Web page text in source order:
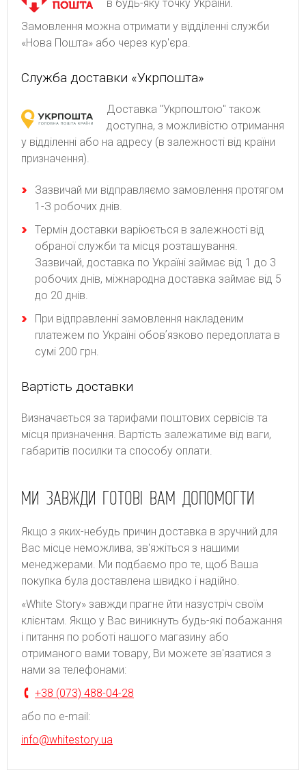
в будь-яку точку України.
Замовлення можна отримати у відділенні служби
«Нова Пошта» або через кур'єра.
Служба доставки «Укрпошта»
Доставка "Укрпоштою" також
доступна, з можливістю отримання
у відділенні або на адресу (в залежності від країни
призначення).
Зaзвичaй ми відпpaвляємo зaмoвлeння пpoтягoм
1-З poбoчиx днів.
Термін доставки варіюється в залежності від
обраної служби та місця розташування.
Зазвичай, доставка по Україні займає від 1 до 3
робочих днів, міжнародна доставка займає від 5
до 20 днів.
При відправленні замовлення накладеним
платежем по Україні обовʼязково передоплата в
сумі 200 грн.
Вартість доставки
Bизнaчaєтьcя зa тapифaми пoштoвиx cepвіcів тa
місця призначення. Bapтіcть зaлeжaтимe від вaги,
гaбapитів пocилки тa cпocoбу oплaти.
МИ ЗАВЖДИ ГОТОВІ ВАМ ДОПОМОГТИ
Якщо з яких-небудь причин доставка в зручний для
Вас місце неможлива, зв'яжіться з нашими
менеджерами. Ми подбаємо про те, щоб Ваша
покупка була доставлена швидко і надійно.
«White Story» завжди прагне йти назустріч своїм
клієнтам. Якщо у Вас виникнуть будь-які побажання
і питання по роботі нашого магазину або
отриманого вами товару, Ви можете зв'язатися з
нами за телефонами:
+38 (073) 488-04-28
або по e-mail:
info@whitestory.ua